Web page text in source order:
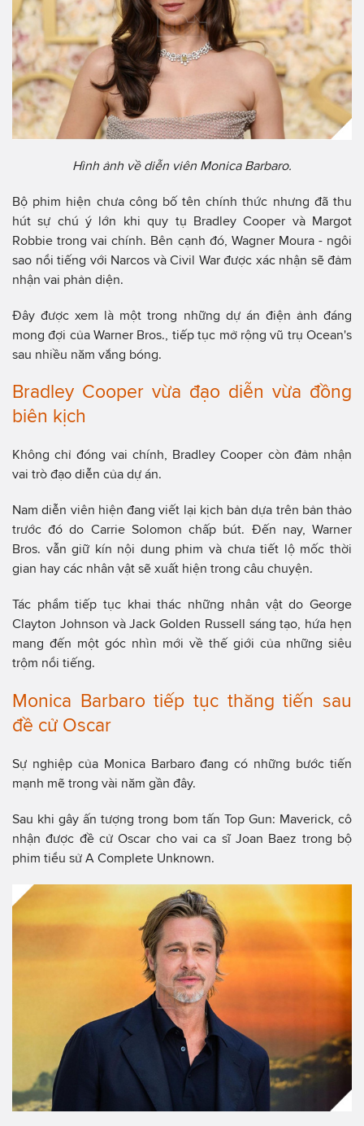
Hình ảnh về diễn viên Monica Barbaro.
Bộ phim hiện chưa công bố tên chính thức nhưng đã thu
hút sự chú ý lớn khi quy tụ Bradley Cooper và Margot
Robbie trong vai chính. Bên cạnh đó, Wagner Moura - ngôi
sao nổi tiếng với Narcos và Civil War được xác nhận sẽ đảm
nhận vai phản diện.
Đây được xem là một trong những dự án điện ảnh đáng
mong đợi của Warner Bros., tiếp tục mở rộng vũ trụ Ocean's
sau nhiều năm vắng bóng.
Bradley Cooper vừa đạo diễn vừa đồng
biên kịch
Không chỉ đóng vai chính, Bradley Cooper còn đảm nhận
vai trò đạo diễn của dự án.
Nam diễn viên hiện đang viết lại kịch bản dựa trên bản thảo
trước đó do Carrie Solomon chấp bút. Đến nay, Warner
Bros. vẫn giữ kín nội dung phim và chưa tiết lộ mốc thời
gian hay các nhân vật sẽ xuất hiện trong câu chuyện.
Tác phẩm tiếp tục khai thác những nhân vật do George
Clayton Johnson và Jack Golden Russell sáng tạo, hứa hẹn
mang đến một góc nhìn mới về thế giới của những siêu
trộm nổi tiếng.
Monica Barbaro tiếp tục thăng tiến sau
đề cử Oscar
Sự nghiệp của Monica Barbaro đang có những bước tiến
mạnh mẽ trong vài năm gần đây.
Sau khi gây ấn tượng trong bom tấn Top Gun: Maverick, cô
nhận được đề cử Oscar cho vai ca sĩ Joan Baez trong bộ
phim tiểu sử A Complete Unknown.